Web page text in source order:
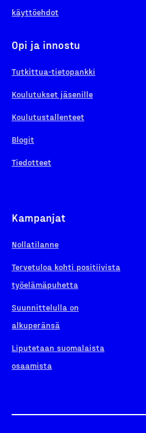
käyttöehdot
Opi ja innostu
Tutkittua-tietopankki
Koulutukset jäsenille
Koulutustallenteet
Blogit
Tiedotteet
Kampanjat
Nollatilanne
Tervetuloa kohti positiivista
työelämäpuhetta
Suunnittelulla on
alkuperänsä
Liputetaan suomalaista
osaamista